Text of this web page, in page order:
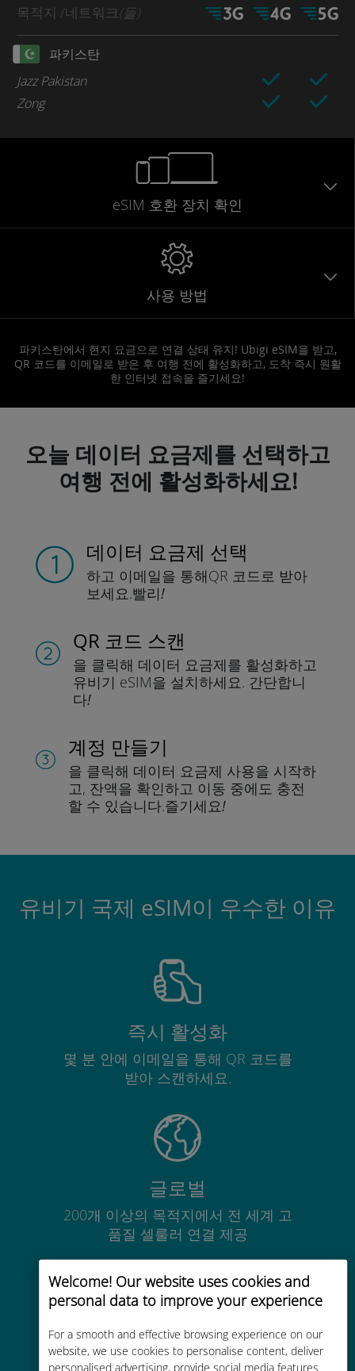
Welcome! Our website uses cookies and
personal data to improve your experience
For a smooth and effective browsing experience on our
website, we use cookies to personalise content, deliver
personalised advertising, provide social media features
목적지 /네트워크(들)
파키스탄
Jazz Pakistan
Zong
eSIM 호환 장치 확인
사용 방법
파키스탄에서 현지 요금으로 연결 상태 유지! Ubigi eSIM을 받고,
QR 코드를 이메일로 받은 후 여행 전에 활성화하고, 도착 즉시 원활
한 인터넷 접속을 즐기세요!
오늘 데이터 요금제를 선택하고
여행 전에 활성화하세요!
데이터 요금제 선택
하고 이메일을 통해QR 코드로 받아
보세요.빨리!
QR 코드 스캔
을 클릭해 데이터 요금제를 활성화하고
유비기 eSIM을 설치하세요. 간단합니
다!
계정 만들기
을 클릭해 데이터 요금제 사용을 시작하
고, 잔액을 확인하고 이동 중에도 충전
할 수 있습니다.즐기세요!
유비기 국제 eSIM이 우수한 이유
즉시 활성화
몇 분 안에 이메일을 통해 QR 코드를
받아 스캔하세요.
글로벌
200개 이상의 목적지에서 전 세계 고
품질 셀룰러 연결 제공
비용 효율적